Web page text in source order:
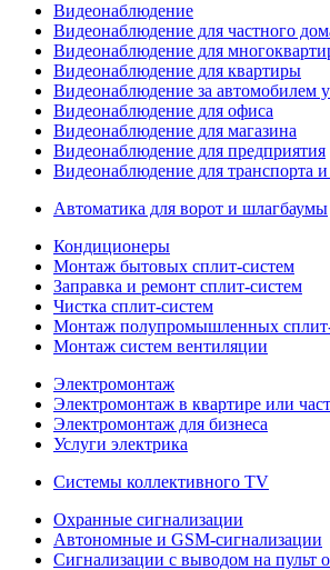
Видеонаблюдение
Видеонаблюдение для частного
Видеонаблюдение для
Видеонаблюдение для квартиры
Видеонаблюдение за автомобилем
Видеонаблюдение для офиса
Видеонаблюдение для магазина
Видеонаблюдение для предприятия
Видеонаблюдение для транспорта
Автоматика для ворот и шлагбаумы
Кондиционеры
Монтаж бытовых сплит-систем
Заправка и ремонт сплит-систем
Чистка сплит-систем
Монтаж полупромышленных
Монтаж систем вентиляции
Электромонтаж
Электромонтаж в квартире или
Электромонтаж для бизнеса
Услуги электрика
Системы коллективного TV
Охранные сигнализации
Автономные и GSM-сигнализации
Сигнализации с выводом на пульт